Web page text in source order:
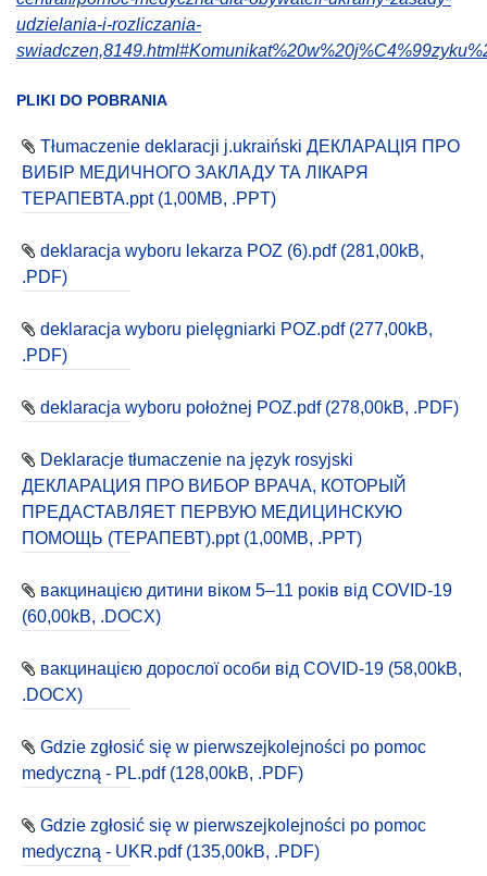
udzielania-i-rozliczania-
otwiera się w nowej karcie
PLIKI DO POBRANIA
Tłumaczenie deklaracji j.ukraiński ДЕКЛАРАЦІЯ ПРО
ВИБІР МЕДИЧНОГО ЗАКЛАДУ ТА ЛІКАРЯ
ТЕРАПЕВТА.ppt (1,00MB, .PPT)
deklaracja wyboru lekarza POZ (6).pdf (281,00kB,
.PDF)
deklaracja wyboru pielęgniarki POZ.pdf (277,00kB,
.PDF)
deklaracja wyboru położnej POZ.pdf (278,00kB, .PDF)
Deklaracje tłumaczenie na język rosyjski
ДЕКЛАРАЦИЯ ПРО ВИБОР ВРАЧА, КОТОРЫЙ
ПРЕДАСТАВЛЯЕТ ПЕРВУЮ МЕДИЦИНСКУЮ
ПОМОЩЬ (ТЕРАПЕВТ).ppt (1,00MB, .PPT)
вакцинацією дитини віком 5–11 років від COVID-19
(60,00kB, .DOCX)
вакцинацією дорослої особи від COVID-19 (58,00kB,
.DOCX)
Gdzie zgłosić się w pierwszejkolejności po pomoc
medyczną - PL.pdf (128,00kB, .PDF)
Gdzie zgłosić się w pierwszejkolejności po pomoc
medyczną - UKR.pdf (135,00kB, .PDF)